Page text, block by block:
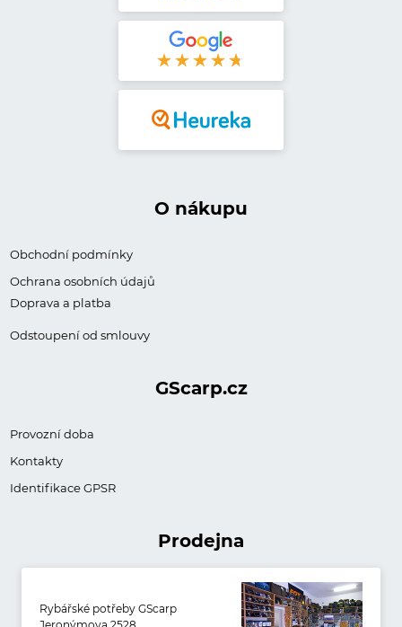
O nákupu
Obchodní podmínky
Ochrana osobních údajů
Doprava a platba
Odstoupení od smlouvy
GScarp.cz
Provozní doba
Kontakty
Identifikace GPSR
Prodejna
Rybářské potřeby GScarp